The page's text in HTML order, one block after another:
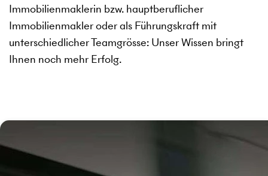
Immobilienmaklerin bzw. hauptberuflicher
Immobilienmakler oder als Führungskraft mit
unterschiedlicher Teamgrösse: Unser Wissen bringt
Ihnen noch mehr Erfolg.